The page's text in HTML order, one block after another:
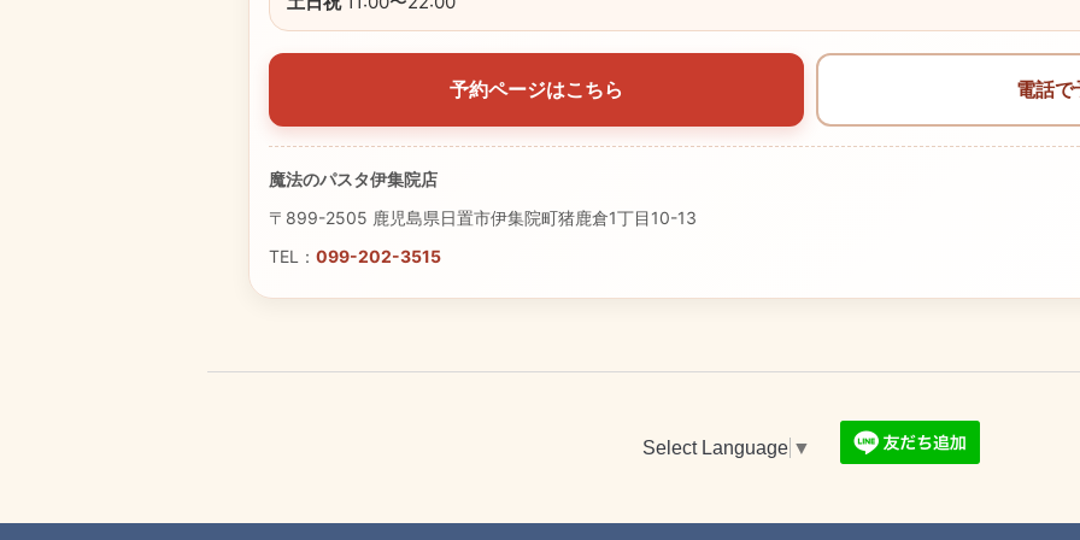
予約ページはこちら 電話で
魔法のパスタ伊集院店
〒899-2505 鹿児島県日置市伊集院町猪鹿倉1丁目10-13
TEL： 099-202-3515
Select Language ▼